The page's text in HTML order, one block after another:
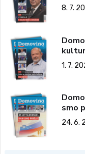
8. 7.
1. 7.
smo
24. 6.